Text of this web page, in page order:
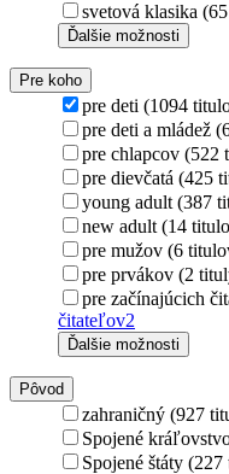
svetová klasika
Ďalšie možnosti
Pre koho
pre deti (1094
pre deti a mládež
pre chlapcov (522
pre dievčatá (425
young adult (387
new adult (14
pre mužov (6
pre prvákov (2
pre začínajúcich
čitateľov2
Ďalšie možnosti
Pôvod
zahraničný (927
Spojené
Spojené štáty